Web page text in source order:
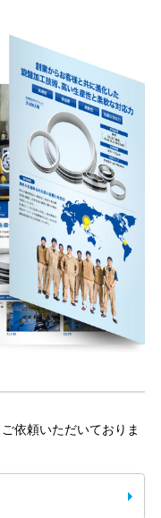
依頼いただいておりま